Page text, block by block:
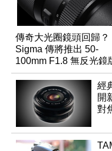
傳奇大光圈鏡頭回歸？
Sigma 傳將推出 50-
100mm F1.8 無反光鏡
經
開
對